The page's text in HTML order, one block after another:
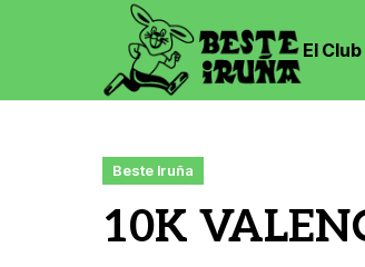
El Club
Beste Iruña
10K